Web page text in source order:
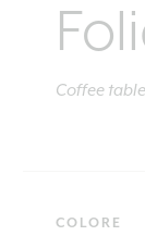
Coffee
COLORE